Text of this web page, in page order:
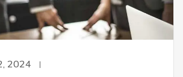
2024